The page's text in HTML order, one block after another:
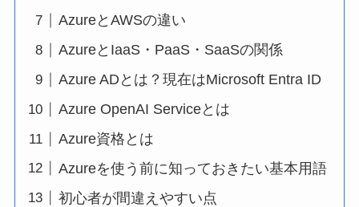
AzureとAWSの違い
AzureとIaaS・PaaS・SaaSの関係
Azure ADとは？現在はMicrosoft Entra ID
Azure OpenAI Serviceとは
Azure資格とは
Azureを使う前に知っておきたい基本用語
初心者が間違えやすい点